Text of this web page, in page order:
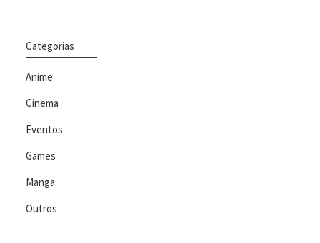
Categorias
Anime
Cinema
Eventos
Games
Manga
Outros